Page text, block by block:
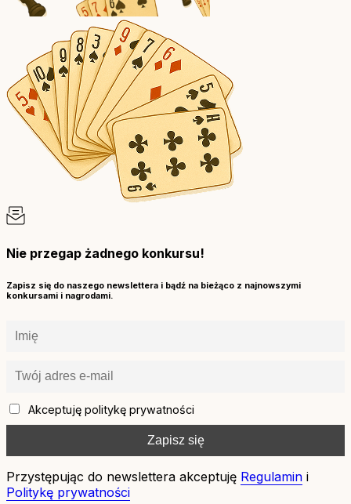
Nie przegap żadnego konkursu!
Zapisz się do naszego newslettera i bądź na bieżąco z najnowszymi
konkursami i nagrodami.
Akceptuję politykę prywatności
Przystępując do newslettera akceptuję Regulamin i
Politykę prywatności